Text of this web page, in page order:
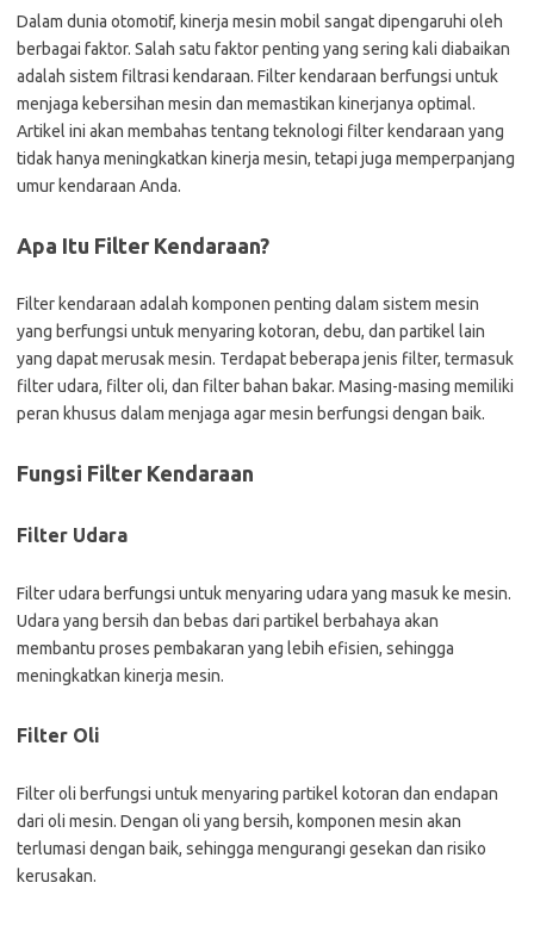
Dalam dunia otomotif, kinerja mesin mobil sangat dipengaruhi oleh
berbagai faktor. Salah satu faktor penting yang sering kali diabaikan
adalah sistem filtrasi kendaraan. Filter kendaraan berfungsi untuk
menjaga kebersihan mesin dan memastikan kinerjanya optimal.
Artikel ini akan membahas tentang teknologi filter kendaraan yang
tidak hanya meningkatkan kinerja mesin, tetapi juga memperpanjang
umur kendaraan Anda.
Apa Itu Filter Kendaraan?
Filter kendaraan adalah komponen penting dalam sistem mesin
yang berfungsi untuk menyaring kotoran, debu, dan partikel lain
yang dapat merusak mesin. Terdapat beberapa jenis filter, termasuk
filter udara, filter oli, dan filter bahan bakar. Masing-masing memiliki
peran khusus dalam menjaga agar mesin berfungsi dengan baik.
Fungsi Filter Kendaraan
Filter Udara
Filter udara berfungsi untuk menyaring udara yang masuk ke mesin.
Udara yang bersih dan bebas dari partikel berbahaya akan
membantu proses pembakaran yang lebih efisien, sehingga
meningkatkan kinerja mesin.
Filter Oli
Filter oli berfungsi untuk menyaring partikel kotoran dan endapan
dari oli mesin. Dengan oli yang bersih, komponen mesin akan
terlumasi dengan baik, sehingga mengurangi gesekan dan risiko
kerusakan.